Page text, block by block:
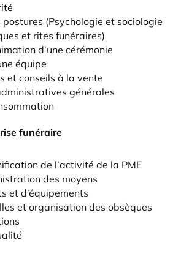
(Psychologie et sociologie
et rites funéraires)
d’une cérémonie
équipe
et conseils à la vente
générales
funéraire
de l’activité de la PME
des moyens
et d’équipements
et organisation des obsèques